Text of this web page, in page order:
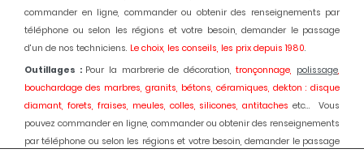
commander en ligne, commander ou obtenir des renseignements par
téléphone ou selon les régions et votre besoin, demander le passage
d'un de nos techniciens. Le choix, les conseils, les prix depuis 1980.
Outillages : Pour la marbrerie de décoration,tronçonnage, polissage,
bouchardage des marbres, granits, bétons, céramiques, dekton : disque
diamant, forets, fraises, meules, colles, silicones, antitaches etc... Vous
pouvez commander en ligne, commander ou obtenir des renseignements
par téléphone ou selon les régions et votre besoin, demander le passage